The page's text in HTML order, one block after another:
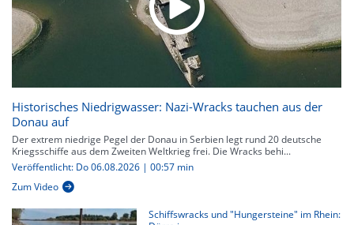
Historisches Niedrigwasser: Nazi-Wracks tauchen aus der
Donau auf
Der extrem niedrige Pegel der Donau in Serbien legt rund 20 deutsche
Kriegsschiffe aus dem Zweiten Weltkrieg frei. Die Wracks behi...
Veröffentlicht: Do 06.08.2026 | 00:57 min
Zum Video
Schiffswracks und "Hungersteine" im Rhein: